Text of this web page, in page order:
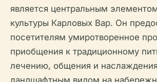
является центральным
культуры Карловых Вар. Он
посетителям умиротворенное
приобщения к традиционному
лечению, общения и наслаждения
ландшафтным видом на